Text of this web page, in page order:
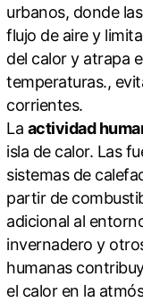
urbanos, donde
flujo de aire y
del calor y atrapa
temperaturas.,
corrientes.
La actividad
isla de calor. Las
sistemas de
partir de
adicional al
invernadero y
humanas
el calor en la